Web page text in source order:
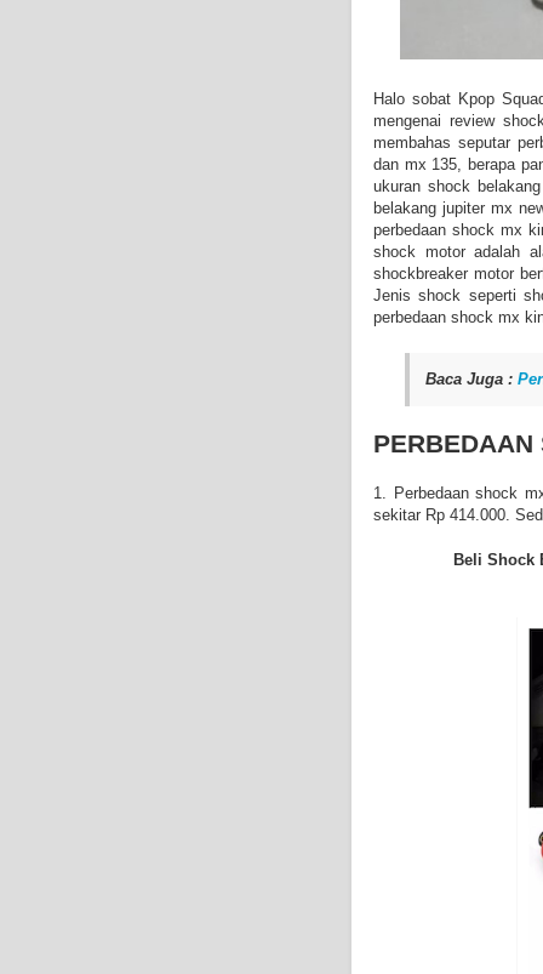
Halo sobat Kpop
mengenai review
membahas seputar
dan mx 135, berapa
ukuran shock
belakang jupiter mx
perbedaan shock mx
shock motor adalah
shockbreaker motor
Jenis shock seperti
perbedaan shock mx
Baca Juga :
PERBEDAAN
1. Perbedaan shock
sekitar Rp 414.000.
Beli Shock